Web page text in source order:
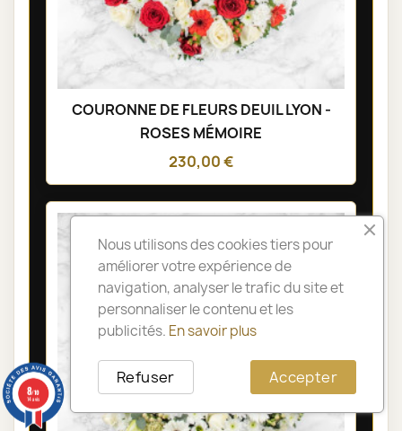
COURONNE DE FLEURS DEUIL LYON -
ROSES MÉMOIRE
230,00 €
Nous utilisons des cookies tiers pour
améliorer votre expérience de
navigation, analyser le trafic du site et
personnaliser le contenu et les
publicités. En savoir plus
Accepter
Refuser
8/10
14 avis